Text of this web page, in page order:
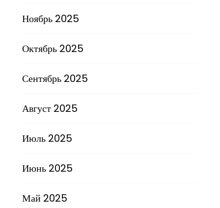
Ноябрь 2025
Октябрь 2025
Сентябрь 2025
Август 2025
Июль 2025
Июнь 2025
Май 2025